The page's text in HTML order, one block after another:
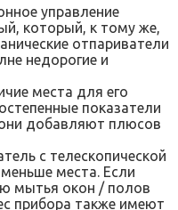
управление
который, к тому же,
отпариватели
недорогие и
места для его
показатели
добавляют плюсов
с телескопической
места. Если
мытья окон / полов
прибора также имеют